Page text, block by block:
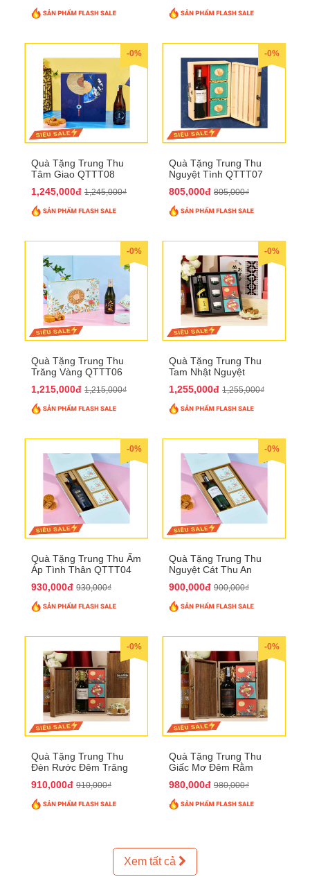
-0%
Quà Tặng Trung Thu
Tâm Giao QTTT08
1,245,000đ 1,245,000₫
-0%
Quà Tặng Trung Thu
Nguyệt Tình QTTT07
805,000đ 805,000₫
-0%
Quà Tặng Trung Thu
Trăng Vàng QTTT06
1,215,000đ 1,215,000₫
-0%
Quà Tặng Trung Thu
Tam Nhật Nguyệt
1,255,000đ 1,255,000₫
-0%
Quà Tặng Trung Thu Ấm
Áp Tình Thân QTTT04
930,000đ 930,000₫
-0%
Quà Tặng Trung Thu
Nguyệt Cát Thu An
900,000đ 900,000₫
-0%
Quà Tặng Trung Thu
Đèn Rước Đêm Trăng
910,000đ 910,000₫
-0%
Quà Tặng Trung Thu
Giấc Mơ Đêm Rằm
980,000đ 980,000₫
Xem tất cả